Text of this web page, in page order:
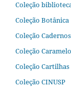
Coleção
Coleção Botânica
Coleção
Coleção Caramelo
Coleção
Coleção CINUSP